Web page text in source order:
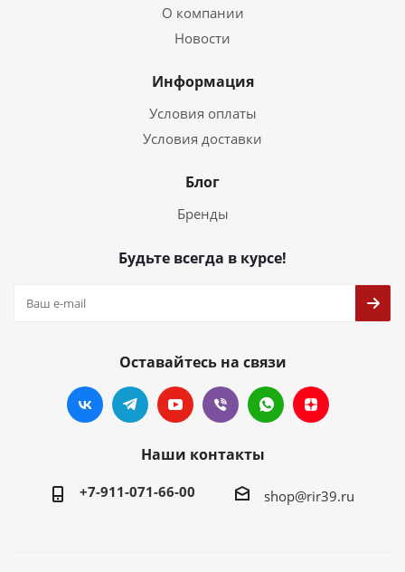
О компании
Новости
Информация
Условия оплаты
Условия доставки
Блог
Бренды
Будьте всегда в курсе!
Оставайтесь на связи
Наши контакты
+7-911-071-66-00 shop@rir39.ru